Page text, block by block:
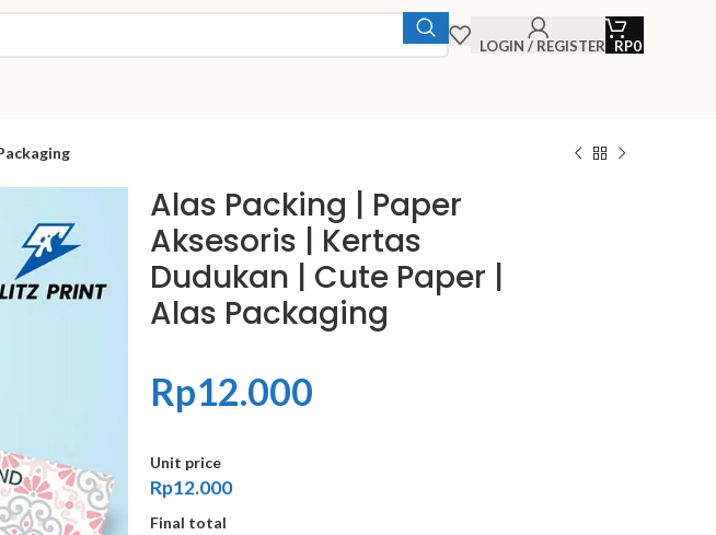
LOGIN / REGISTER RP0
Alas Packing | Paper
Aksesoris | Kertas
Dudukan | Cute Paper |
Alas Packaging
Rp12.000
Unit price
Rp12.000
Final total